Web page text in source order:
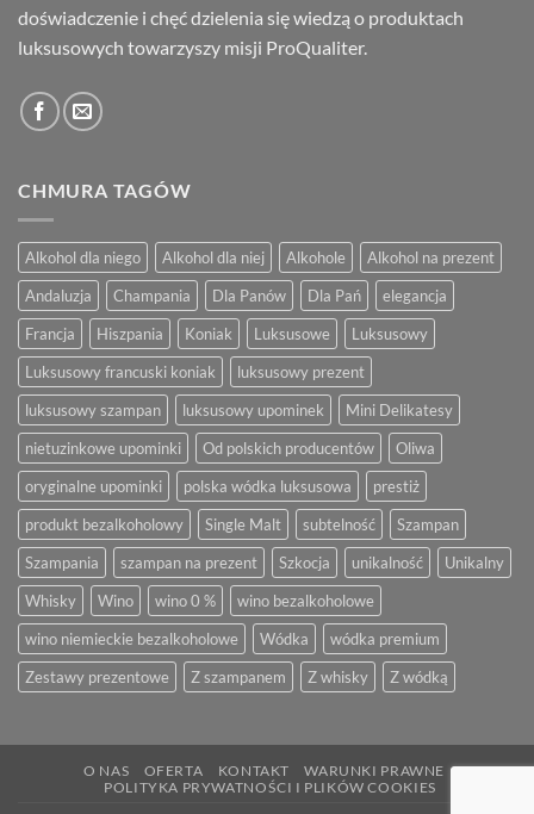
doświadczenie i chęć dzielenia się wiedzą o produktach
luksusowych towarzyszy misji ProQualiter.
CHMURA TAGÓW
Alkohol dla niego Alkohol dla niej Alkohole
Alkohol na prezent
Andaluzja
Champania Dla Panów Dla Pań
elegancja
Francja
Hiszpania Koniak Luksusowe
Luksusowy
Luksusowy francuski koniak
luksusowy prezent
luksusowy szampan
luksusowy upominek
Mini Delikatesy
nietuzinkowe upominki
Od polskich producentów
Oliwa
oryginalne upominki
polska wódka luksusowa
prestiż
produkt bezalkoholowy
Single Malt subtelność
Szampan
Szampania
szampan na prezent Szkocja unikalność
Unikalny
Whisky
Wino wino 0 %
wino bezalkoholowe
wino niemieckie bezalkoholowe
Wódka
wódka premium
Zestawy prezentowe
Z szampanem Z whisky Z wódką
O NAS OFERTA KONTAKT
WARUNKI PRAWNE
POLITYKA PRYWATNOŚCI I PLIKÓW COOKIES